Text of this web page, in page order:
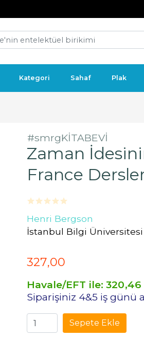
Kategori Sahaf Plak
#smrgKİTABEVİ
Zaman
France
Henri Bergson
İstanbul Bilgi Üniversitesi
327,00
Havale/EFT ile: 320,46
Siparişiniz 4&5 iş günü
Sepete Ekle